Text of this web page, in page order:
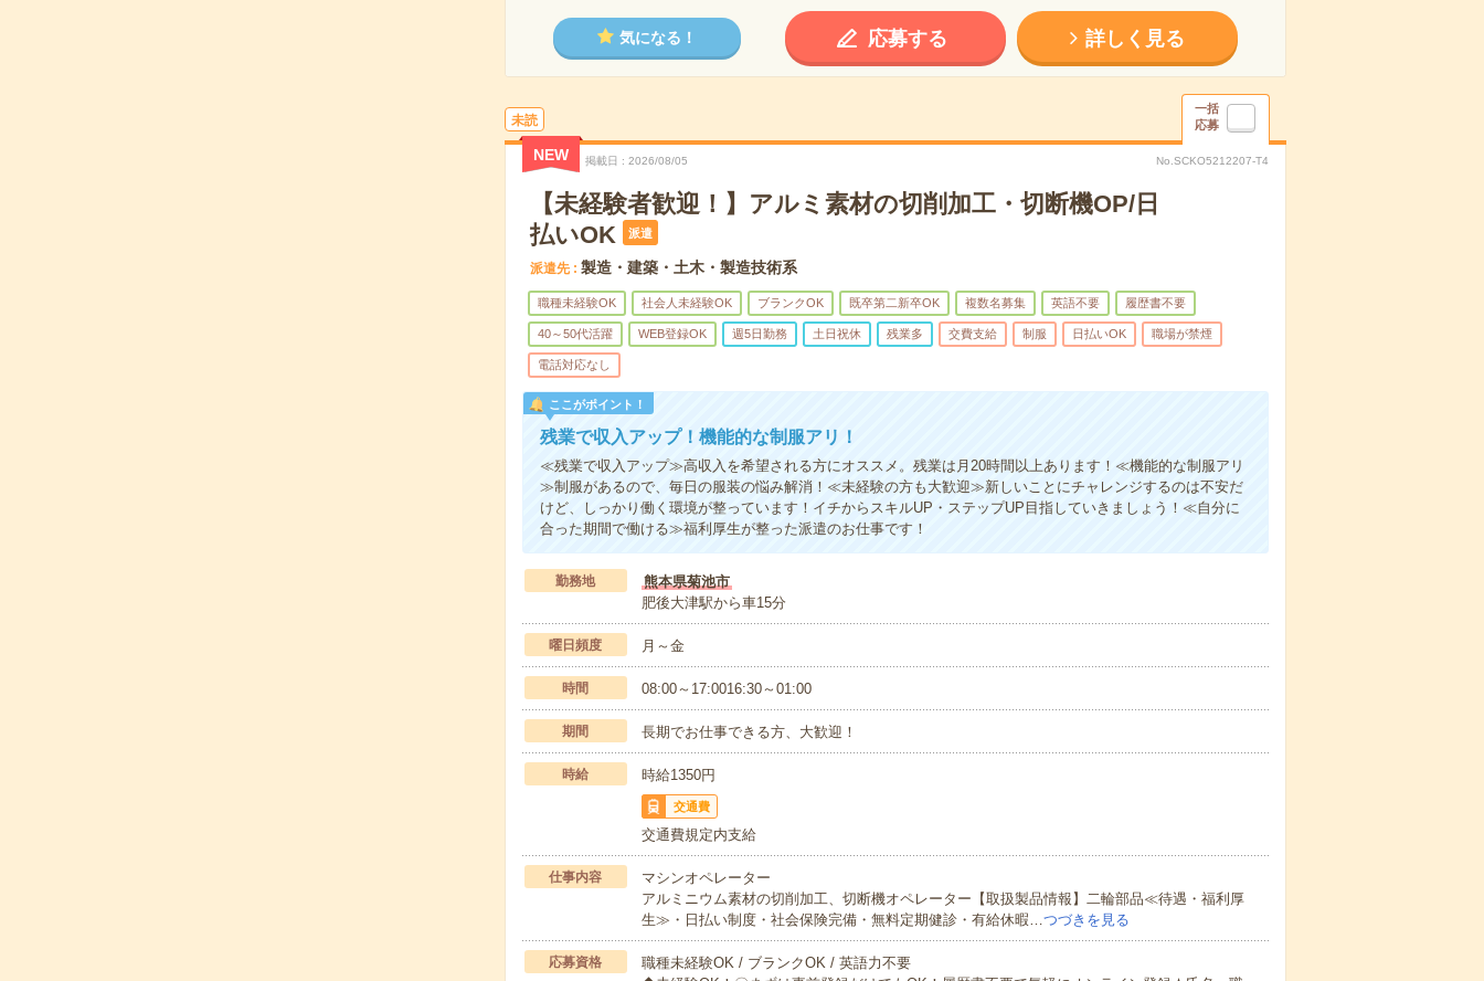
気になる！ 応募する 詳しく見る
未読
一括
応募
NEW 掲載日 2026/08/05 No.SCKO5212207-T4
【未経験者歓迎！】アルミ素材の切削加工・切断機OP/日
払いOK
派遣
派遣先 製造・建築・土木・製造技術系
職種未経験OK 社会人未経験OK ブランクOK 既卒第二新卒OK 複数名募集 英語不要 履歴書不要
40～50代活躍 WEB登録OK 週5日勤務 土日祝休 残業多 交費支給 制服 日払いOK 職場が禁煙
電話対応なし
ここがポイント！
残業で収入アップ！機能的な制服アリ！
≪残業で収入アップ≫高収入を希望される方にオススメ。残業は月20時間以上あります！≪機能的な制服アリ
≫制服があるので、毎日の服装の悩み解消！≪未経験の方も大歓迎≫新しいことにチャレンジするのは不安だ
けど、しっかり働く環境が整っています！イチからスキルUP・ステップUP目指していきましょう！≪自分に
合った期間で働ける≫福利厚生が整った派遣のお仕事です！
勤務地
熊本県菊池市
肥後大津駅から車15分
曜日頻度 月～金
時間 08:00～17:0016:30～01:00
期間 長期でお仕事できる方、大歓迎！
時給 時給1350円
交通費
交通費規定内支給
仕事内容
マシンオペレーター
アルミニウム素材の切削加工、切断機オペレーター【取扱製品情報】二輪部品≪待遇・福利厚
生≫・日払い制度・社会保険完備・無料定期健診・有給休暇…つづきを見る
応募資格
職種未経験OK / ブランクOK / 英語力不要